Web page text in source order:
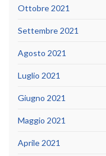
Ottobre 2021
Settembre 2021
Agosto 2021
Luglio 2021
Giugno 2021
Maggio 2021
Aprile 2021